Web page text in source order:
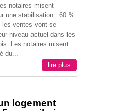
notaires misent
une stabilisation : 60 %
les ventes vont se
niveau actuel dans les
Les notaires misent
du...
lire plus
logement